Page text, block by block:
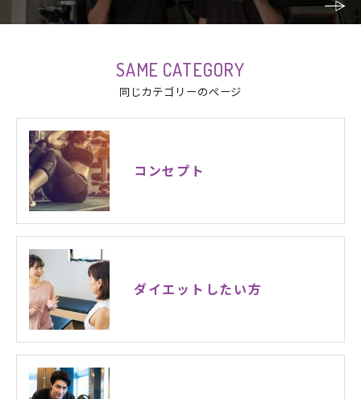
同じカテゴリーのページ
SAME CATEGORY
コンセプト
ダイエットしたい方